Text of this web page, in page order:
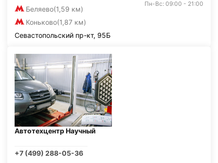
Беляево(1,59 км)
Коньково(1,87 км)
Пн-Вс: 09:00 - 21:00
Севастопольский пр-кт, 95Б
Автотехцентр Научный
+7 (499) 288-05-36